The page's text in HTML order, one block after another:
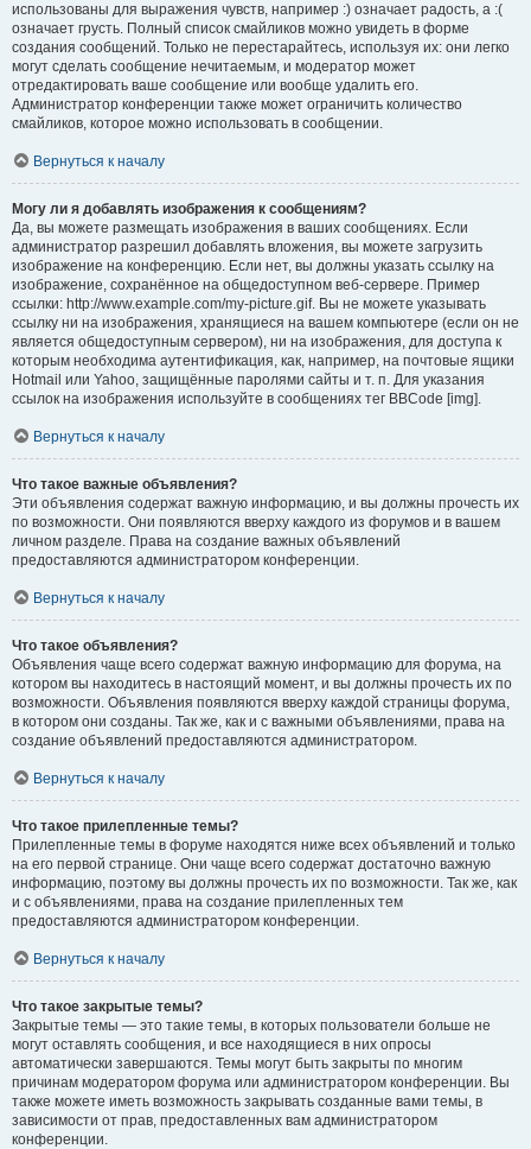
использованы для выражения чувств, например :) означает радость, а :(
означает грусть. Полный список смайликов можно увидеть в форме
создания сообщений. Только не перестарайтесь, используя их: они легко
могут сделать сообщение нечитаемым, и модератор может
отредактировать ваше сообщение или вообще удалить его.
Администратор конференции также может ограничить количество
смайликов, которое можно использовать в сообщении.
Вернуться к началу
Могу ли я добавлять изображения к сообщениям?
Да, вы можете размещать изображения в ваших сообщениях. Если
администратор разрешил добавлять вложения, вы можете загрузить
изображение на конференцию. Если нет, вы должны указать ссылку на
изображение, сохранённое на общедоступном веб-сервере. Пример
ссылки: http://www.example.com/my-picture.gif. Вы не можете указывать
ссылку ни на изображения, хранящиеся на вашем компьютере (если он не
является общедоступным сервером), ни на изображения, для доступа к
которым необходима аутентификация, как, например, на почтовые ящики
Hotmail или Yahoo, защищённые паролями сайты и т. п. Для указания
ссылок на изображения используйте в сообщениях тег BBCode [img].
Вернуться к началу
Что такое важные объявления?
Эти объявления содержат важную информацию, и вы должны прочесть их
по возможности. Они появляются вверху каждого из форумов и в вашем
личном разделе. Права на создание важных объявлений
предоставляются администратором конференции.
Вернуться к началу
Что такое объявления?
Объявления чаще всего содержат важную информацию для форума, на
котором вы находитесь в настоящий момент, и вы должны прочесть их по
возможности. Объявления появляются вверху каждой страницы форума,
в котором они созданы. Так же, как и с важными объявлениями, права на
создание объявлений предоставляются администратором.
Вернуться к началу
Что такое прилепленные темы?
Прилепленные темы в форуме находятся ниже всех объявлений и только
на его первой странице. Они чаще всего содержат достаточно важную
информацию, поэтому вы должны прочесть их по возможности. Так же, как
и с объявлениями, права на создание прилепленных тем
предоставляются администратором конференции.
Вернуться к началу
Что такое закрытые темы?
Закрытые темы — это такие темы, в которых пользователи больше не
могут оставлять сообщения, и все находящиеся в них опросы
автоматически завершаются. Темы могут быть закрыты по многим
причинам модератором форума или администратором конференции. Вы
также можете иметь возможность закрывать созданные вами темы, в
зависимости от прав, предоставленных вам администратором
конференции.